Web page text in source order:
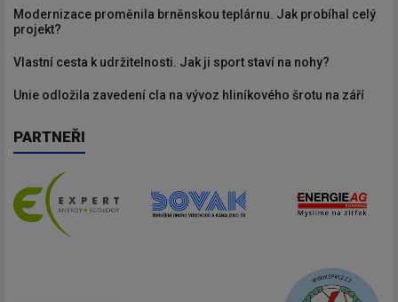
Modernizace proměnila brněnskou teplárnu. Jak probíhal celý
projekt?
Vlastní cesta k udržitelnosti. Jak ji sport staví na nohy?
Unie odložila zavedení cla na vývoz hliníkového šrotu na září
PARTNEŘI